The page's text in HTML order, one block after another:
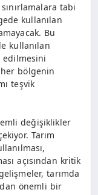
tabi
kullanılan
Bu
kullanılan
edilmesini
bölgenin
teşvik
değişiklikler
Tarım
açısından kritik
tarımda
önemli bir